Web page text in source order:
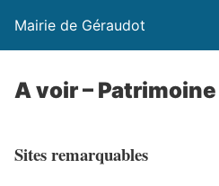
Mairie de Géraudot
A voir – Patrimoine
Sites remarquables